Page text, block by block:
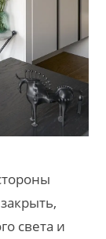
света и